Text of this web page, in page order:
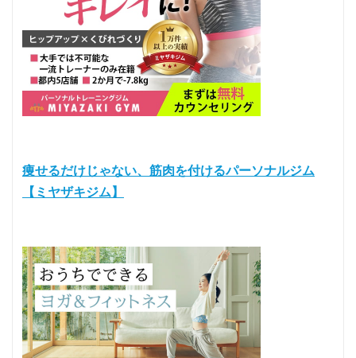
痩せるだけじゃない、筋肉を付けるパーソナルジム
【ミヤザキジム】